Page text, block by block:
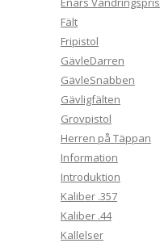
Fält
Fripistol
GävleDarren
GävleSnabben
Gävligfälten
Grovpistol
Herren på Täppan
Information
Introduktion
Kaliber .357
Kaliber .44
Kallelser